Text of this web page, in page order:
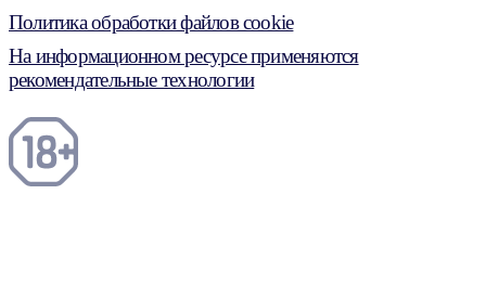
Политика обработки файлов cookie
На информационном ресурсе применяются
рекомендательные технологии